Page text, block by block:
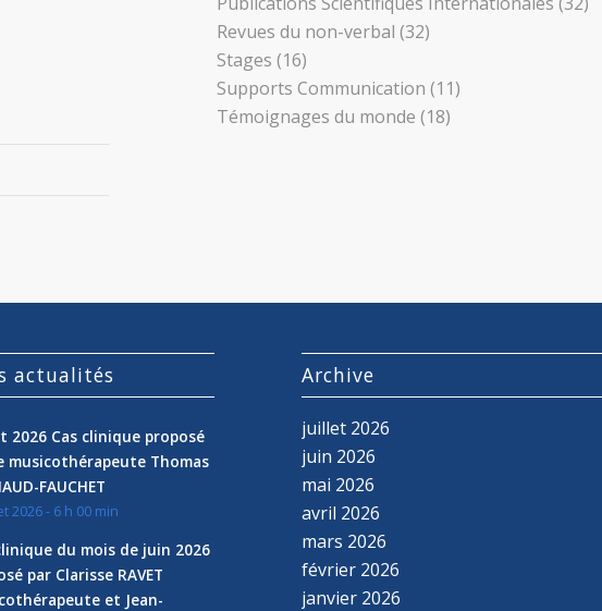
Revues du non-verbal (32)
Stages (16)
Supports Communication (11)
Témoignages du monde (18)
actualités
2026 Cas clinique proposé
musicothérapeute Thomas
FAUCHET
2026 - 6 h 00 min
du mois de juin 2026
par Clarisse RAVET
et Jean-
Archive
juillet 2026
juin 2026
mai 2026
avril 2026
mars 2026
février 2026
janvier 2026